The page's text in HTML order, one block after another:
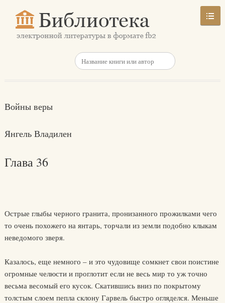
Войны веры
Янгель Владилен
Глава 36
Острые глыбы черного гранита, пронизанного прожилками чего
то очень похожего на янтарь, торчали из земли подобно клыкам
неведомого зверя.
Казалось, еще немного – и это чудовище сомкнет свои поистине
огромные челюсти и проглотит если не весь мир то уж точно
весьма весомый его кусок. Скатившись вниз по покрытому
толстым слоем пепла склону Гарвель быстро огляделся. Меньше